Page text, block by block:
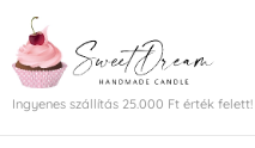
Ingyenes szállítás 25.000 Ft érték felett!